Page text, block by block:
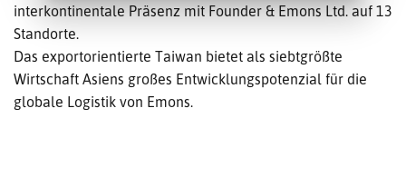
interkontinentale Präsenz mit Founder & Emons Ltd. auf 13
Standorte.
Das exportorientierte Taiwan bietet als siebtgrößte
Wirtschaft Asiens großes Entwicklungspotenzial für die
globale Logistik von Emons.